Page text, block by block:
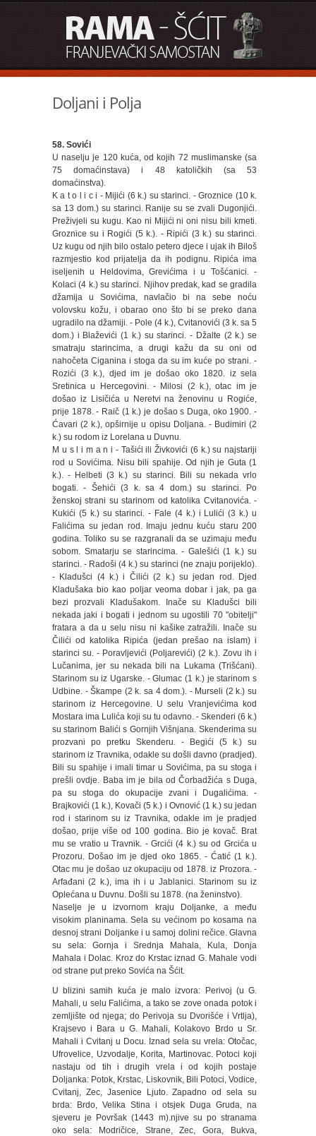
Doljani i Polja
58. Sovići
U naselju je 120 kuća, od kojih 72 muslimanske (sa
75 domaćinstava) i 48 katoličkih (sa 53
domaćinstva).
K a t o l i c i - Mijići (6 k.) su starinci. - Groznice (10 k.
sa 13 dom.) su starinci. Ranije su se zvali Dugonjići.
Preživjeli su kugu. Kao ni Mijići ni oni nisu bili kmeti.
Groznice su i Rogići (5 k.). - Ripići (3 k.) su starinci.
Uz kugu od njih bilo ostalo petero djece i ujak ih Biloš
razmjestio kod prijatelja da ih podignu. Ripića ima
iseljenih u Heldovima, Grevićima i u Tošćanici. -
Kolaci (4 k.) su starinci. Njihov predak, kad se gradila
džamija u Sovićima, navlačio bi na sebe noću
volovsku kožu, i obarao ono što bi se preko dana
ugradilo na džamiji. - Pole (4 k.), Cvitanovići (3 k. sa 5
dom.) i Blaževići (1 k.) su starinci. - Džalte (2 k.) se
smatraju starincima, a drugi kažu da su oni od
nahočeta Ciganina i stoga da su im kuće po strani. -
Rozići (3 k.), djed im je došao oko 1820. iz sela
Sretinica u Hercegovini. - Milosi (2 k.), otac im je
došao iz Lisičića u Neretvi na ženovinu u Rogiće,
prije 1878. - Raič (1 k.) je došao s Duga, oko 1900. -
Ćavari (2 k.), opširnije u opisu Doljana. - Budimiri (2
k.) su rodom iz Lorelana u Duvnu.
M u s l i m a n i - Tašići ili Živkovići (6 k.) su najstariji
rod u Sovićima. Nisu bili spahije. Od njih je Guta (1
k.). - Helbeti (3 k.) su starinci. Bili su nekada vrlo
bogati. - Šehići (3 k. sa 4 dom.) su starinci. Po
ženskoj strani su starinom od katolika Cvitanovića. -
Kukići (5 k.) su starinci. - Fale (4 k.) i Lulići (3 k.) u
Falićima su jedan rod. Imaju jednu kuću staru 200
godina. Toliko su se razgranali da se uzimaju među
sobom. Smatarju se starincima. - Galešići (1 k.) su
starinci. - Radoši (4 k.) su starinci (ne znaju porijeklo).
- Kladušci (4 k.) i Čilići (2 k.) su jedan rod. Djed
Kladušaka bio kao poljar veoma dobar i jak, pa ga
bezi prozvali Kladušakom. Inače su Kladušci bili
nekada jaki i bogati i jednom su ugostili 70 "obitelji"
fratara a da u selu nisu ni kašike zatražili. Inače su
Čilići od katolika Ripića (jedan prešao na islam) i
starinci su. - Poravljevići (Poljarevići) (2 k.). Zovu ih i
Lučanima, jer su nekada bili na Lukama (Trišćani).
Starinom su iz Ugarske. - Glumac (1 k.) je starinom s
Udbine. - Škampe (2 k. sa 4 dom.). - Murseli (2 k.) su
starinom iz Hercegovine. U selu Vranjevićima kod
Mostara ima Lulića koji su tu odavno. - Skenderi (6 k.)
su starinom Balići s Gornjih Višnjana. Skenderima su
prozvani po pretku Skenderu. - Begići (5 k.) su
starinom iz Travnika, odakle su došli davno (pradjed).
Bili su spahije i imali timar u Sovićima, pa su stoga i
prešli ovdje. Baba im je bila od Čorbadžića s Duga,
pa su stoga do okupacije zvani i Dugalićima. -
Brajkovići (1 k.), Kovači (5 k.) i Ovnović (1 k.) su jedan
rod i starinom su iz Travnika, odakle im je pradjed
došao, prije više od 100 godina. Bio je kovač. Brat
mu se vratio u Travnik. - Grcići (4 k.) su od Grcića u
Prozoru. Došao im je djed oko 1865. - Ćatić (1 k.).
Otac mu je došao uz okupaciju od 1878. iz Prozora. -
Arfađani (2 k.), ima ih i u Jablanici. Starinom su iz
Oplećana u Duvnu. Došli su 1878. (na ženinstvo).
Naselje je u izvornom kraju Doljanke, a među
visokim planinama. Sela su većinom po kosama na
desnoj strani Doljanke i u samoj dolini rečice. Glavna
su sela: Gornja i Srednja Mahala, Kula, Donja
Mahala i Dolac. Kroz do Krstac iznad G. Mahale vodi
od strane put preko Sovića na Šćit.
U blizini samih kuća je malo izvora: Perivoj (u G.
Mahali, u selu Falićima, a tako se zove onada potok i
zemljište od njega; do Perivoja su Dvorišće i Vrtlja),
Krajsevo i Bara u G. Mahali, Kolakovo Brdo u Sr.
Mahali i Cvitanj u Docu. Iznad sela su vrela: Otočac,
Ufrovelice, Uzvodalje, Korita, Martinovac. Potoci koji
nastaju od tih i drugih vrela i od kojih postaje
Doljanka: Potok, Krstac, Liskovnik, Bili Potoci, Vodice,
Cvitanj, Zec, Jasenice Ljuto. Zapadno od sela su
brda: Brdo, Velika Stina i otsjek Duga Gruda, na
sjeveru je Površak (1443 m).njive su po stranama
oko sela: Modričice, Strane, Zec, Gora, Bukva,